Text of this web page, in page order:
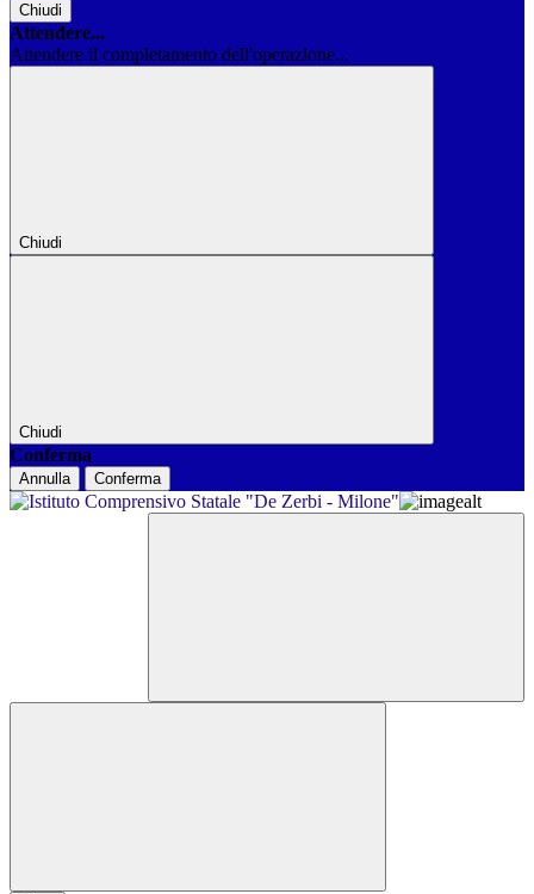
Chiudi
Attendere...
Attendere il completamento dell'operazione...
Chiudi
Chiudi
Conferma
Annulla Conferma